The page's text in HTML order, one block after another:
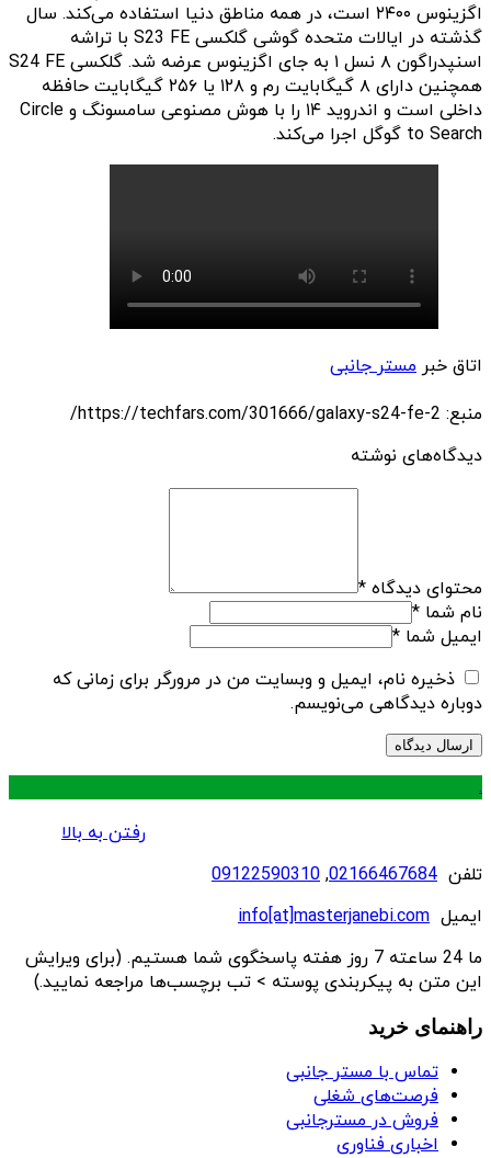
اگزینوس ۲۴۰۰ است، در همه مناطق دنیا استفاده می‌کند. سال
گذشته در ایالات متحده گوشی گلکسی S23 FE با تراشه
اسنپدراگون ۸ نسل ۱ به جای اگزینوس عرضه شد. گلکسی S24 FE
همچنین دارای ۸ گیگابایت رم و ۱۲۸ یا ۲۵۶ گیگابایت حافظه
داخلی است و اندروید ۱۴ را با هوش مصنوعی سامسونگ و Circle
to Search گوگل اجرا می‌کند.
اتاق خبر مستر جانبی
منبع: https://techfars.com/301666/galaxy-s24-fe-2/
دیدگاه‌های نوشته
محتوای دیدگاه *
نام شما *
ایمیل شما *
ذخیره نام، ایمیل و وبسایت من در مرورگر برای زمانی که
دوباره دیدگاهی می‌نویسم.
.
رفتن به بالا
تلفن 02166467684
,
09122590310
ایمیل info[at]masterjanebi.com
ما 24 ساعته 7 روز هفته پاسخگوی شما هستیم. (برای ویرایش
این متن به پیکربندی پوسته > تب برچسب‌ها مراجعه نمایید.)
راهنمای خرید
تماس با مستر جانبی
فرصت‌های شغلی
فروش در مسترجانبی
اخباری فناوری